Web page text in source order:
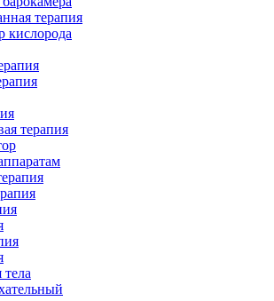
терапия
кислорода
терапия